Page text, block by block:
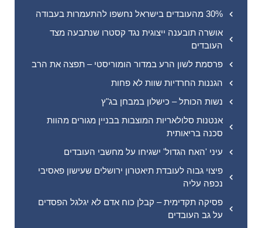
30% מהעובדים בישראל נחשפו להתעמרות בעבודה
אושרה תובענה ייצוגית נגד קסטרו שנתבעה מצד
העובדים
פרסמת לשון הרע במדור הומוריסטי – תפצה את הרב
הגננות החרדיות שוות לא פחות
נשות הכותל – כישלון במבחן בג"ץ
אנטנות סלולאריות המוצבות בבניין מגורים מהוות
סכנה בריאותית
עיני 'האח הגדול' ישגיחו על מחשבי העובדים
פיצוי גבוה לעובדת תיאטרון ירושלים שעישון פאסיבי
נכפה עליה
פסיקה תקדימית – קבלן כוח אדם לא יגלגל הפסדים
על גב העובדים